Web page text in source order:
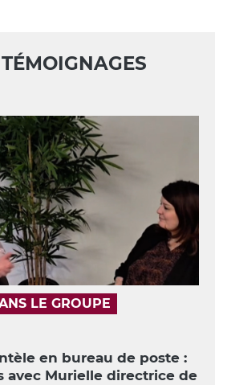
LE GROUPE
en bureau de poste :
avec Murielle directrice de